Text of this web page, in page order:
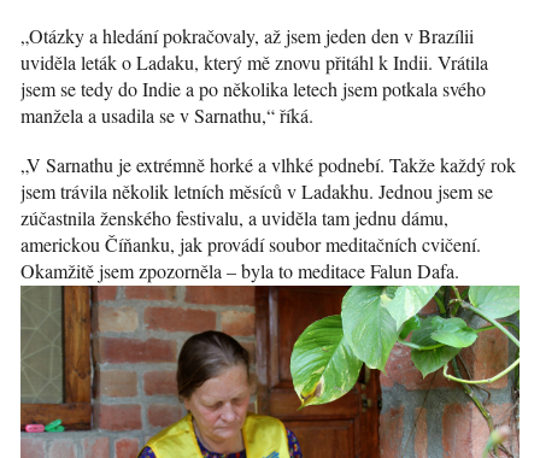
„Otázky a hledání pokračovaly, až jsem jeden den v Brazílii
uviděla leták o Ladaku, který mě znovu přitáhl k Indii. Vrátila
jsem se tedy do Indie a po několika letech jsem potkala svého
manžela a usadila se v Sarnathu,“ říká.
„V Sarnathu je extrémně horké a vlhké podnebí. Takže každý rok
jsem trávila několik letních měsíců v Ladakhu. Jednou jsem se
zúčastnila ženského festivalu, a uviděla tam jednu dámu,
americkou Číňanku, jak provádí soubor meditačních cvičení.
Okamžitě jsem zpozorněla – byla to meditace Falun Dafa.